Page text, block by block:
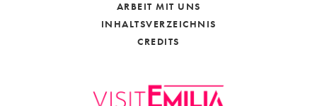
ARBEIT MIT UNS
INHALTSVERZEICHNIS
CREDITS